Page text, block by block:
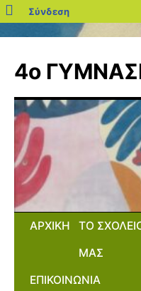
blogs.sch.gr
Σύνδεση
περιεχόμενο
4ο
ΑΡΧΙΚΗ
ΤΟ
ΜΑΣ
ΕΠΙΚΟΙΝΩΝΙΑ